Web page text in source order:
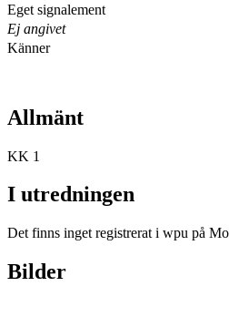
Eget signalement
Ej angivet
Känner
Allmänt
KK 1
I utredningen
Det finns inget registrerat i wpu på
Bilder